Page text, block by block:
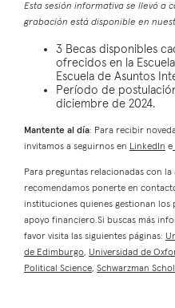
Esta sesión informativa se llevó a
grabación está disponible en
3 Becas disponibles
ofrecidos en la
Escuela de Asuntos
Período de
diciembre de 2024.
Mantente al día: Para recibir
invitamos a seguirnos en LinkedIn e
Para preguntas relacionadas con
recomendamos ponerte en
instituciones quienes gestionan los
apoyo financiero.Si buscas más
favor visita las siguientes páginas:
de Edimburgo, Universidad de
Political Science, Schwarzman